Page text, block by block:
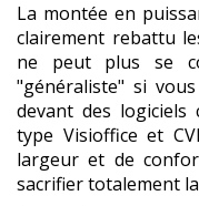
La montée en
clairement rebattu
ne peut plus se
"généraliste" si
devant des logiciels
type Visioffice et
largeur et de
sacrifier totalement